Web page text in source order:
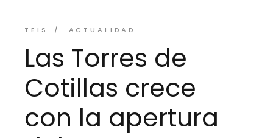
TEIS ACTUALIDAD
Las Torres de
Cotillas crece
con la apertura